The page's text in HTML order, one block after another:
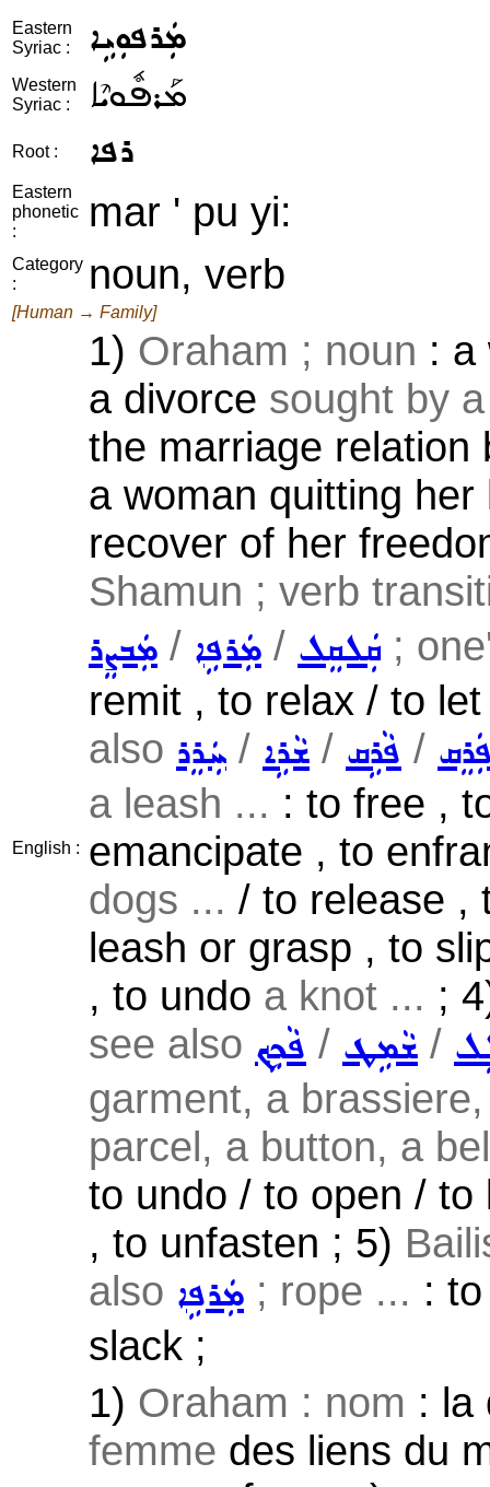
Eastern
Syriac :
ܡܲܪܦܘܼܝܹܐ
Western
Syriac :
ܡܰܪܦܽܘܝܶܐ
Root : ܪܦܐ
Eastern
phonetic
:
mar ' pu yi:
Category
:
noun, verb
[Human → Family]
English :
1) Oraham ; noun : a
a divorce sought by
the marriage relation
a woman quitting
recover of her
Shamun ; verb
ܡܲܒܨܸܪ / ܡܲܪܦܹܐ / ܩܲܠܩܸܠ ;
remit , to relax / to
also ܚܲܪܸܪ / ܫܵܪܹܐ / ܦܵܪܹܩ /
a leash ... : to free ,
emancipate , to
dogs ... / to release ,
leash or grasp , to
, to undo a knot ... ;
see also ܦܵܟܹܟ݂ / ܫܵܡܹܛ /
garment, a
parcel, a button, a
to undo / to open /
, to unfasten ; 5)
also ܡܲܪܦܹܐ ; rope ... :
slack ;
1) Oraham : nom : la
femme des liens du